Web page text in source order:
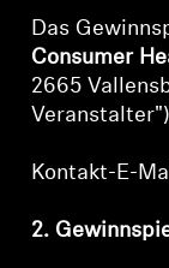
Ressourcen
Original-
Soundbars
AMBEO
Das
Consumer
2665
Kontakt-E-
2.